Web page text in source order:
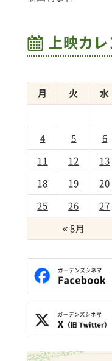
上映カ
月
火 水
4
5 6
11
12 13
18
19 20
25
26 27
« 8月